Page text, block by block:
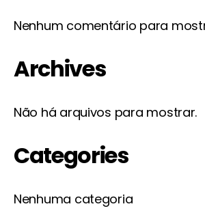
Nenhum comentário para
Archives
Não há arquivos para mostrar.
Categories
Nenhuma categoria